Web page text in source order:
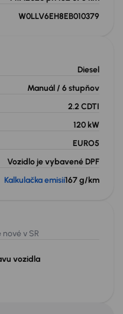
W0LLV6EH8EB010379
v SR
vozidla
Diesel
Manuál / 6 stupňov
2.2 CDTI
120 kW
EURO5
Vozidlo je vybavené DPF
Kalkulačka emisií167 g/km